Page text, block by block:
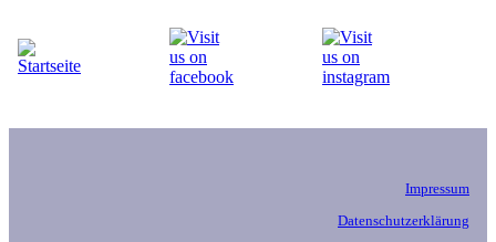
Impressum
Datenschutzerklärung